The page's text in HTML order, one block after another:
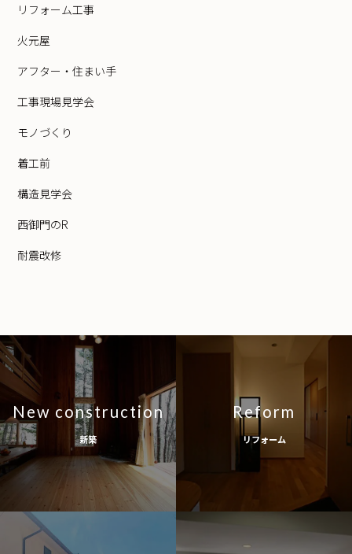
リフォーム工事
火元屋
アフター・住まい手
工事現場見学会
モノづくり
着工前
構造見学会
西御門のR
耐震改修
New construction
新築
Reform
リフォーム